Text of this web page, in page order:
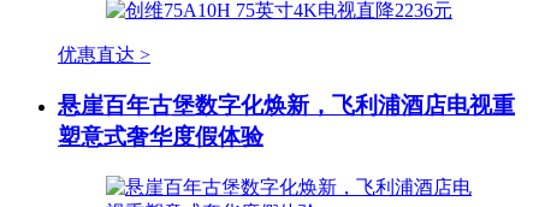
优惠直达 >
悬崖百年古堡数字化焕新，飞利浦酒店电视重
塑意式奢华度假体验